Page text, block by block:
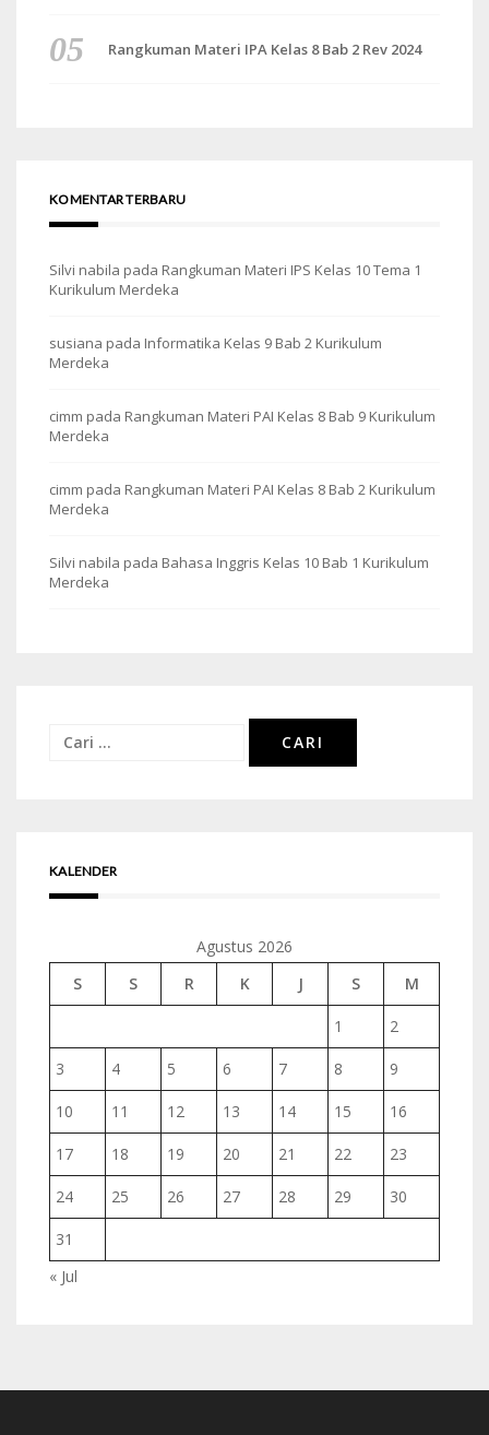
Rangkuman Materi IPA Kelas 8 Bab 2 Rev 2024
KOMENTAR TERBARU
Silvi nabila pada Rangkuman Materi IPS Kelas 10 Tema 1
Kurikulum Merdeka
susiana pada Informatika Kelas 9 Bab 2 Kurikulum
Merdeka
cimm pada Rangkuman Materi PAI Kelas 8 Bab 9 Kurikulum
Merdeka
cimm pada Rangkuman Materi PAI Kelas 8 Bab 2 Kurikulum
Merdeka
Silvi nabila pada Bahasa Inggris Kelas 10 Bab 1 Kurikulum
Merdeka
Cari
KALENDER
Agustus 2026
S
S R K J S M
1 2
3 4 5 6 7 8 9
10 11 12 13 14 15 16
17 18 19 20 21 22 23
24 25 26 27 28 29 30
31
« Jul